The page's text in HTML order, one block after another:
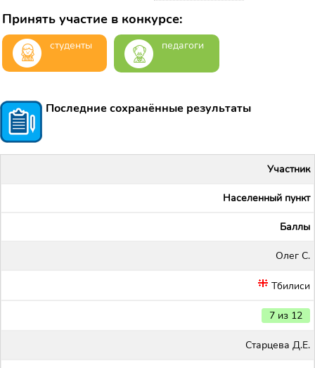
Принять участие в конкурсе:
студенты педагоги
Последние сохранённые результаты
Участник
Населенный пункт
Баллы
Олег С.
Тбилиси
7 из 12
Старцева Д.Е.